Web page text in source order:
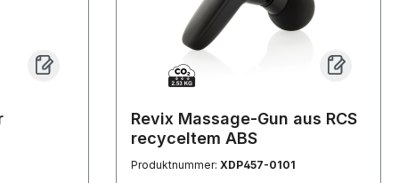
Kordelzugverschluss und
verstellbarem Ball. Präsentiert in
einer individuellen Kraft-Design-
Box.4 Teile. Non-Woven Etui
Revix Massage-Gun aus RCS
recyceltem ABS
Produktnummer:XDP457-0101